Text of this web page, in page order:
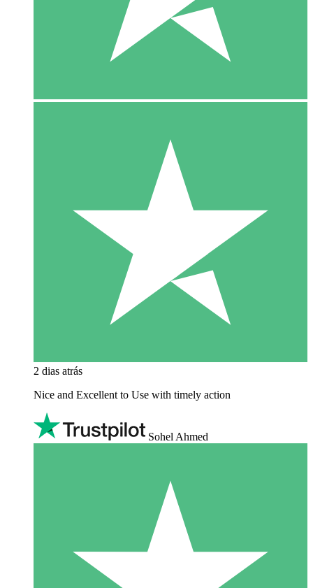
2 dias atrás
Nice and Excellent to Use with timely action
Sohel Ahmed